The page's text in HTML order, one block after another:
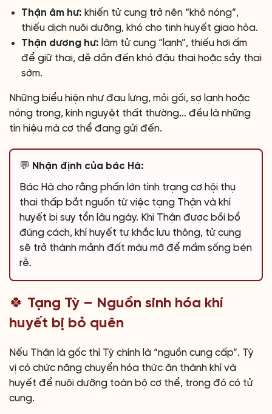
Thận âm hư: khiến tử cung trở nên “khô nóng”,
thiếu dịch nuôi dưỡng, khó cho tinh huyết giao hòa.
Thận dương hư: làm tử cung “lạnh”, thiếu hơi ấm
để giữ thai, dễ dẫn đến khó đậu thai hoặc sảy thai
sớm.
Những biểu hiện như đau lưng, mỏi gối, sợ lạnh hoặc
nóng trong, kinh nguyệt thất thường… đều là những
tín hiệu mà cơ thể đang gửi đến.
💬 Nhận định của bác Hà:
Bác Hà cho rằng phần lớn tình trạng cơ hội thụ
thai thấp bắt nguồn từ việc tạng Thận và khí
huyết bị suy tổn lâu ngày. Khi Thận được bồi bổ
đúng cách, khí huyết tự khắc lưu thông, tử cung
sẽ trở thành mảnh đất màu mỡ để mầm sống bén
rễ.
🍀 Tạng Tỳ – Nguồn sinh hóa khí
huyết bị bỏ quên
Nếu Thận là gốc thì Tỳ chính là “nguồn cung cấp”. Tỳ
vị có chức năng chuyển hóa thức ăn thành khí và
huyết để nuôi dưỡng toàn bộ cơ thể, trong đó có tử
cung.